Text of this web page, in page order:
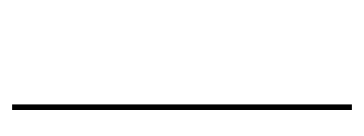
ติกที่ไม่สมจริงสักเท่าไร แต่ก็มีหลายๆ เรื่องที่พยายามฉีกออก